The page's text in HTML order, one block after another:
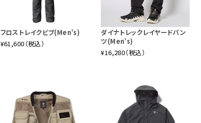
フロストレイクビブ(Men's)
¥61,600（税込）
ダイナトレックレイヤードパン
ツ(Men's)
¥16,280（税込）